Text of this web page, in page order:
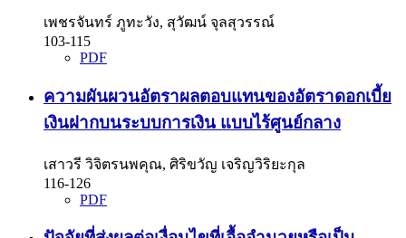
เพชรจันทร์ ภูทะวัง, สุวัฒน์ จุลสุวรรณ์
103-115
PDF
ความผันผวนอัตราผลตอบแทนของอัตราดอกเบี้ย
เงินฝากบนระบบการเงิน แบบไร้ศูนย์กลาง
เสาวรี วิจิตรนพคุณ, ศิริขวัญ เจริญวิริยะกุล
116-126
PDF